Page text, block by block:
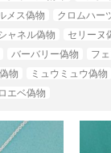
メス偽物 クロムハー
ャネル偽物 セリーヌ
バーバリー偽物 フ
物
ミュウミュウ偽物
ロエベ偽物